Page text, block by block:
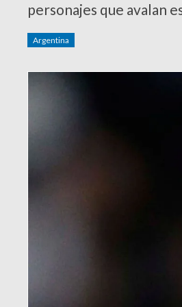
personajes que avalan
Argentina